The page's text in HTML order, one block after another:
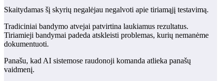
Skaitydamas šį skyrių negalėjau negalvoti apie tiriamąjį testavimą.
Tradiciniai bandymo atvejai patvirtina laukiamus rezultatus.
Tiriamieji bandymai padeda atskleisti problemas, kurių nemanėme
dokumentuoti.
Panašu, kad AI sistemose raudonoji komanda atlieka panašų
vaidmenį.